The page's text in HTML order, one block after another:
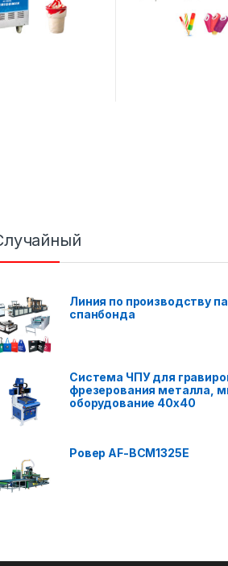
Линия по производству
спанбонда
Система ЧПУ для
фрезерования металла,
оборудование 40x40
Ровер AF-BCM1325E